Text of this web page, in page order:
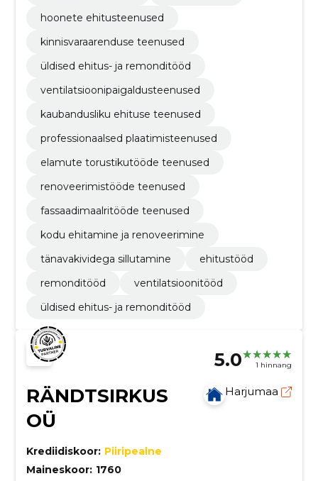
hoonete ehitusteenused
kinnisvaraarenduse teenused
üldised ehitus- ja remonditööd
ventilatsioonipaigaldusteenused
kaubandusliku ehituse teenused
professionaalsed plaatimisteenused
elamute torustikutööde teenused
renoveerimistööde teenused
fassaadimaalritööde teenused
kodu ehitamine ja renoveerimine
tänavakividega sillutamine
ehitustööd
remonditööd
ventilatsioonitööd
üldised ehitus- ja remonditööd
5.0 1 hinnang
RÄNDTSIRKUS
OÜ
Harjumaa
Krediidiskoor: Piiripealne
Maineskoor: 1760